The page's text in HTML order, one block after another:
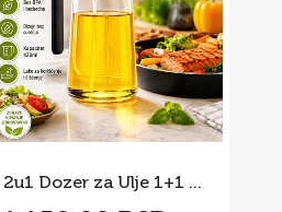
2u1 Dozer za Ulje 1+1 GRATIS